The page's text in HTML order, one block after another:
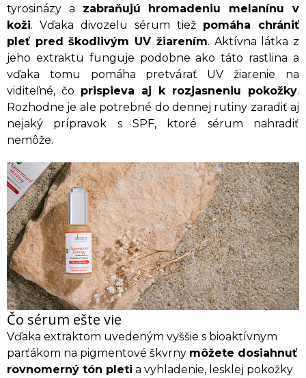
tyrosinázy a zabraňujú hromadeniu melanínu v
koži. Vďaka divozelu sérum tiež pomáha chrániť
pleť pred škodlivým UV žiarením. Aktívna látka z
jeho extraktu funguje podobne ako táto rastlina a
vďaka tomu pomáha pretvárať UV žiarenie na
viditeľné, čo prispieva aj k rozjasneniu pokožky.
Rozhodne je ale potrebné do dennej rutiny zaradiť aj
nejaký prípravok s SPF, ktoré sérum nahradiť
nemôže.
Čo sérum ešte vie
Vďaka extraktom uvedeným vyššie s bioaktívnym
parťákom na pigmentové škvrny môžete dosiahnuť
rovnomerný tón pleti a vyhladenie, lesklej pokožky